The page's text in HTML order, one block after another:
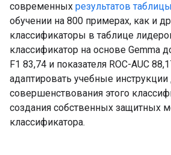
современных результатов
обучении на 800 примерах, как и
классификаторы в таблице
классификатор на основе Gemma
F1 83,74 и показателя ROC-AUC
адаптировать учебные
совершенствования этого
создания собственных защитных
классификатора.